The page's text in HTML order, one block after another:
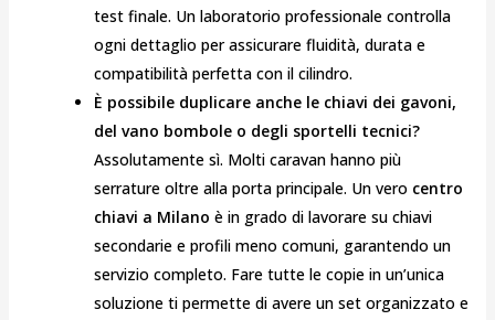
test finale. Un laboratorio professionale controlla
ogni dettaglio per assicurare fluidità, durata e
compatibilità perfetta con il cilindro.
È possibile duplicare anche le chiavi dei gavoni,
del vano bombole o degli sportelli tecnici?
Assolutamente sì. Molti caravan hanno più
serrature oltre alla porta principale. Un vero centro
chiavi a Milano è in grado di lavorare su chiavi
secondarie e profili meno comuni, garantendo un
servizio completo. Fare tutte le copie in un’unica
soluzione ti permette di avere un set organizzato e